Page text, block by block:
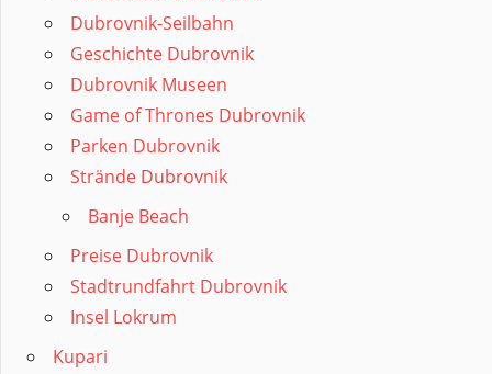
Dubrovnik-Seilbahn
Geschichte Dubrovnik
Dubrovnik Museen
Game of Thrones Dubrovnik
Parken Dubrovnik
Strände Dubrovnik
Banje Beach
Preise Dubrovnik
Stadtrundfahrt Dubrovnik
Insel Lokrum
Kupari